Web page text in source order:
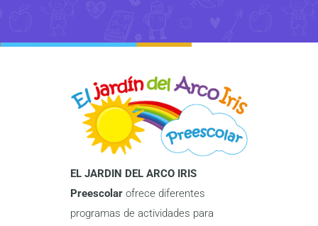
EL JARDIN DEL ARCO IRIS
Preescolar ofrece diferentes
programas de actividades para